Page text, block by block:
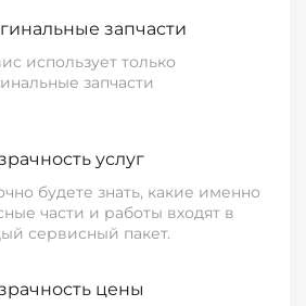
запчасти
использует только
запчасти
услуг
будете знать, какие именно
части и работы входят в
сервисный пакет.
цены